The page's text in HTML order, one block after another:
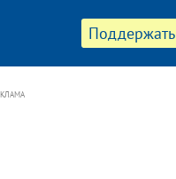
Поддержать